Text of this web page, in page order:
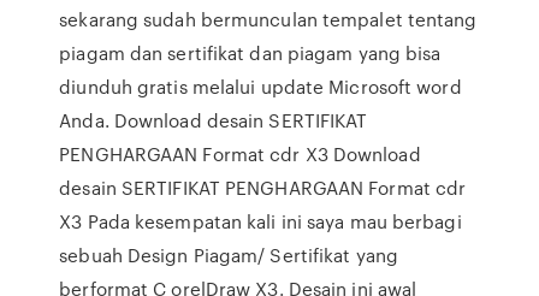
sekarang sudah bermunculan tempalet tentang
piagam dan sertifikat dan piagam yang bisa
diunduh gratis melalui update Microsoft word
Anda. Download desain SERTIFIKAT
PENGHARGAAN Format cdr X3 Download
desain SERTIFIKAT PENGHARGAAN Format cdr
X3 Pada kesempatan kali ini saya mau berbagi
sebuah Design Piagam/ Sertifikat yang
berformat C orelDraw X3. Desain ini awal